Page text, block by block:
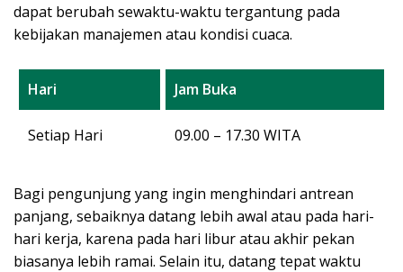
dapat berubah sewaktu-waktu tergantung pada
kebijakan manajemen atau kondisi cuaca.
Hari Jam Buka
Setiap Hari 09.00 – 17.30 WITA
Bagi pengunjung yang ingin menghindari antrean
panjang, sebaiknya datang lebih awal atau pada hari-
hari kerja, karena pada hari libur atau akhir pekan
biasanya lebih ramai. Selain itu, datang tepat waktu